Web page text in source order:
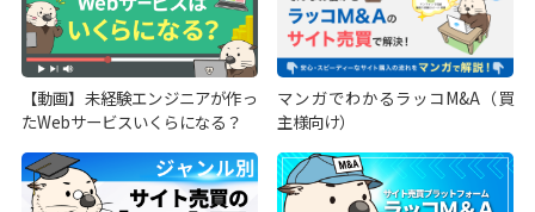
【動画】未経験エンジニアが作っ
たWebサービスいくらになる？
マンガでわかるラッコM&A（買
主様向け）